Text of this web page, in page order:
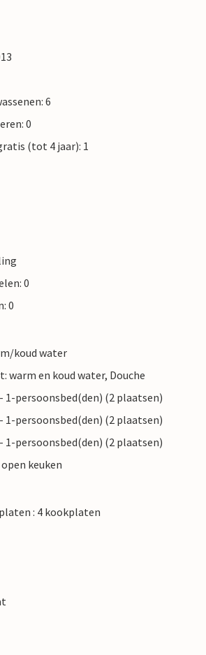
iets afwijken.
6
0
(tot 4 jaar): 1
0
0
koud water
warm en koud water, Douche
1-persoonsbed(den) (2 plaatsen)
1-persoonsbed(den) (2 plaatsen)
1-persoonsbed(den) (2 plaatsen)
keuken
: 4 kookplaten